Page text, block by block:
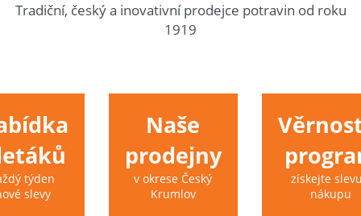
Tradiční, český a inovativní prodejce potravin od roku
1919
týden
slevy
Naše
prodejny
v okrese Český
Krumlov
získejte
nákupu